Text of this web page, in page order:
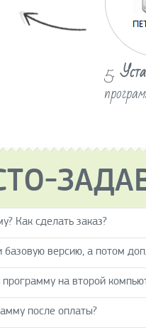
5.
Как сделать заказ?
версию, а потом
на второй
после оплаты?